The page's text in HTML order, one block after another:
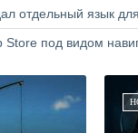
отдельный язык
Store под видом